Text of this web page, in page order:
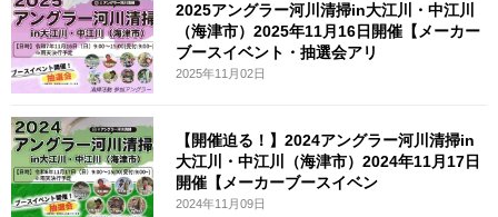
2025アングラー河川清掃in大江川・中江川
（海津市）2025年11月16日開催【メーカー
ブースイベント・抽選会アリ
2025年11月02日
【開催迫る！】2024アングラー河川清掃in
大江川・中江川（海津市）2024年11月17日
開催【メーカーブースイベン
2024年11月09日